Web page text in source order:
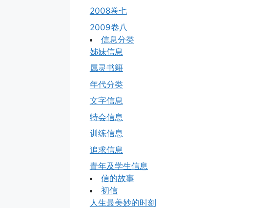
2008卷七
2009卷八
信息分类
姊妹信息
属灵书籍
年代分类
文字信息
特会信息
训练信息
追求信息
青年及学生信息
信的故事
初信
人生最美妙的时刻